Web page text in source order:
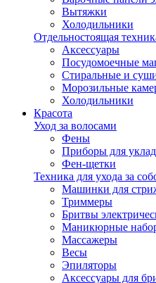
Вытяжки
Холодильники
Отдельностоящая
Аксессуары
Посудомоечные
Стиральные и
Морозильные
Холодильники
Красота
Уход за волосами
Фены
Приборы для
Фен-щетки
Техника для ухода за
Машинки для
Триммеры
Бритвы
Маникюрные
Массажеры
Весы
Эпиляторы
Аксессуары для